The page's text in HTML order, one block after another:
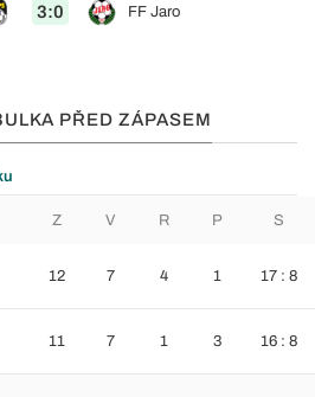
3:0 FF Jaro
PŘED ZÁPASEM
Z V R P S
12 7 4 1 17 : 8
11 7 1 3 16 : 8